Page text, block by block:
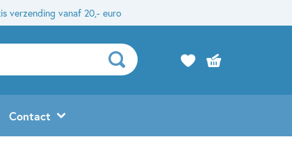
verzending vanaf 20,- euro
Contact